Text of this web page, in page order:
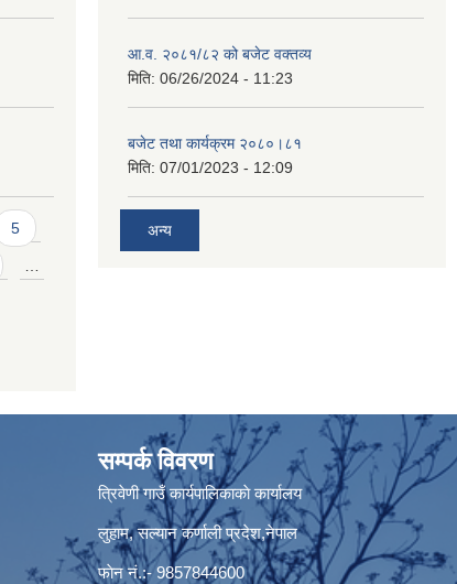
5
आ.व. २०८१/८२ को बजेट वक्तव्य
मिति: 06/26/2024 - 11:23
बजेट तथा कार्यक्रम २०८०।८१
मिति: 07/01/2023 - 12:09
अन्य
सम्पर्क विवरण
त्रिवेणी गाउँ कार्यपालिकाकाे कार्यालय
लुहाम, सल्यान कर्णाली प्रदेश,नेपाल
फाेन नं.:- 9857844600